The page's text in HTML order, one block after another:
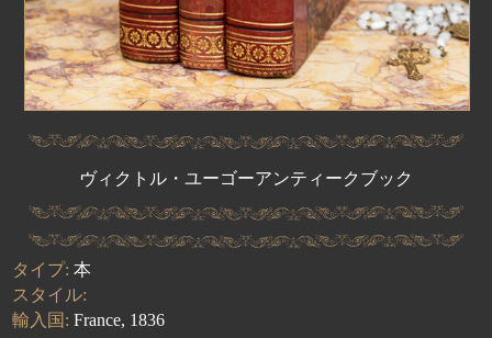
ヴィクトル・ユーゴーアンティークブック
タイプ: 本
スタイル:
輸入国: France, 1836